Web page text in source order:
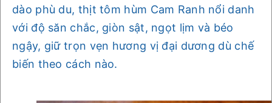
dào phù du, thịt tôm hùm Cam Ranh nổi danh
với độ săn chắc, giòn sật, ngọt lịm và béo
ngậy, giữ trọn vẹn hương vị đại dương dù chế
biến theo cách nào.